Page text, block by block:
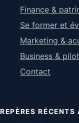
Finance &
Se former et
Marketing &
Business &
Contact
REPÈRES